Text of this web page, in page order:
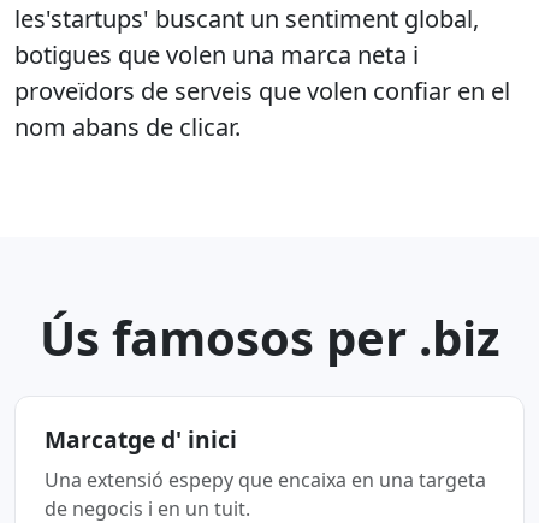
les'startups' buscant un sentiment global,
botigues que volen una marca neta i
proveïdors de serveis que volen confiar en el
nom abans de clicar.
Ús famosos per .biz
Marcatge d' inici
Una extensió espepy que encaixa en una targeta
de negocis i en un tuit.